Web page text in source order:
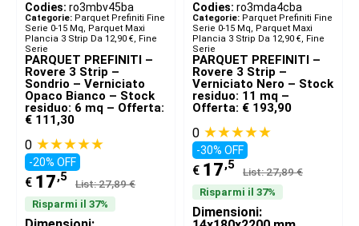
Codies: ro3mbv45ba
Categorie: Parquet Prefiniti Fine
Serie 0-15 Mq, Parquet Maxi
Plancia 3 Strip Da 12,90 €, Fine
Serie
PARQUET PREFINITI –
Rovere 3 Strip –
Sondrio – Verniciato
Opaco Bianco – Stock
residuo: 6 mq – Offerta:
€ 111,30
0 ★★★★★
-20% OFF
€ 17,5 List: 27,89 €
Risparmi il 37%
Codies: ro3mda4cba
Categorie: Parquet Prefiniti Fine
Serie 0-15 Mq, Parquet Maxi
Plancia 3 Strip Da 12,90 €, Fine
Serie
PARQUET PREFINITI –
Rovere 3 Strip –
Verniciato Nero – Stock
residuo: 11 mq –
Offerta: € 193,90
0 ★★★★★
-30% OFF
€ 17,5 List: 27,89 €
Risparmi il 37%
Dimensioni: